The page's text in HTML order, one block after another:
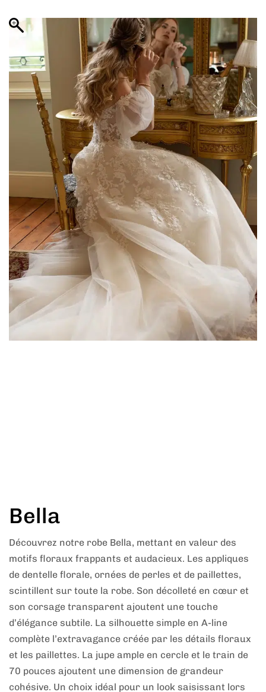
Bella
Découvrez notre robe Bella, mettant en valeur des
motifs floraux frappants et audacieux. Les appliques
de dentelle florale, ornées de perles et de paillettes,
scintillent sur toute la robe. Son décolleté en cœur et
son corsage transparent ajoutent une touche
d’élégance subtile. La silhouette simple en A-line
complète l’extravagance créée par les détails floraux
et les paillettes. La jupe ample en cercle et le train de
70 pouces ajoutent une dimension de grandeur
cohésive. Un choix idéal pour un look saisissant lors